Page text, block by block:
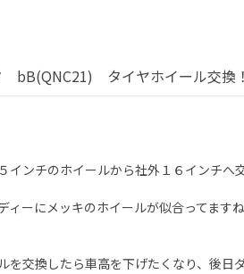
bB(QNC21) タイヤホイール交換
インチのホイールから社外１６インチへ
ィーにメッキのホイールが似合ってます
を交換したら車高を下げたくなり、後日